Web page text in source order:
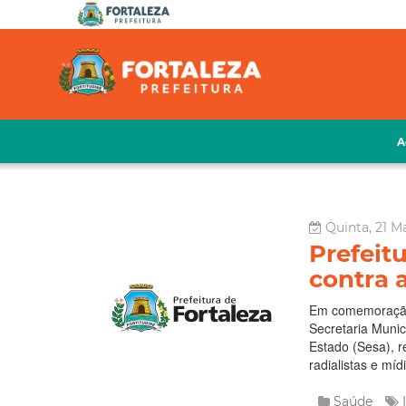
Quinta, 21
contra
Em
Secretaria
Estado (Sesa),
radialistas e
Saúde